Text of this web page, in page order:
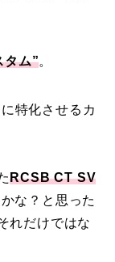
タム”。
特化させるカ
RCSB CT SV
な？と思った
れだけではな